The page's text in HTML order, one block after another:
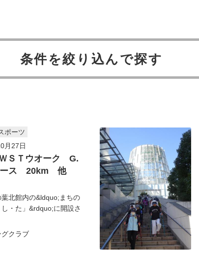
条件を絞り込んで探す
ポーツ
月27日
ＳＴウオーク G.
ース 20km 他
北館内の&ldquo;まちの
・た」&rdquo;に開設さ
クラブ